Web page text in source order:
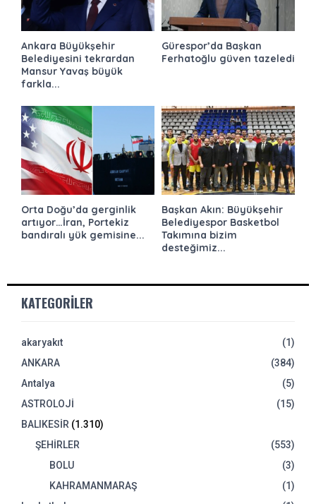
Ankara Büyükşehir
Belediyesini tekrardan
Mansur Yavaş büyük
farkla...
Gürespor’da Başkan
Ferhatoğlu güven tazeledi
Orta Doğu’da gerginlik
artıyor…İran, Portekiz
bandıralı yük gemisine...
Başkan Akın: Büyükşehir
Belediyespor Basketbol
Takımına bizim
desteğimiz...
KATEGORILER
akaryakıt
(1)
ANKARA
(384)
Antalya
(5)
ASTROLOJİ
(15)
BALIKESİR (1.310)
ŞEHİRLER
(553)
BOLU
(3)
KAHRAMANMARAŞ
(1)